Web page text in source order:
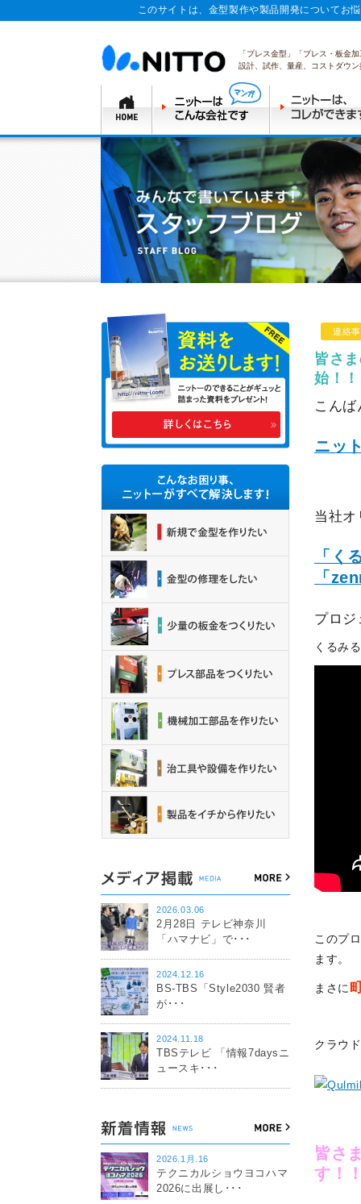
このサイトは、金型製作や製品開発についてお
「プレス金型」「プレス・板金
設計、試作、量産、コストダウ
連絡
皆さ
始！！
こん
ニッ
当社オ
「く
「
プロジ
くるみ
このプ
ます。
まさに
クラウ
皆さ
す！
2026.03.06
2月28日 テレビ神奈川
「ハマナビ」で･･･
2024.12.16
BS-TBS「Style2030 賢者
が･･･
2024.11.18
TBSテレビ 「情報7daysニ
ュースキ･･･
2026.1月.16
テクニカルショウヨコハマ
2026に出展し･･･